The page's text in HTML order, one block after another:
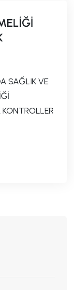
SAĞLIK VE